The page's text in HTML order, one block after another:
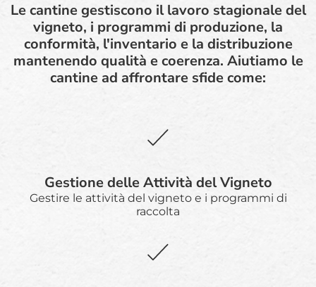
Le cantine gestiscono il lavoro stagionale del
vigneto, i programmi di produzione, la
conformità, l'inventario e la distribuzione
mantenendo qualità e coerenza. Aiutiamo le
cantine ad affrontare sfide come:
Gestione delle Attività del Vigneto
Gestire le attività del vigneto e i programmi di
raccolta